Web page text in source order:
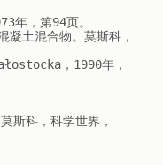
，第94页。
土混合物。莫斯科，
，1990年，
科，科学世界，